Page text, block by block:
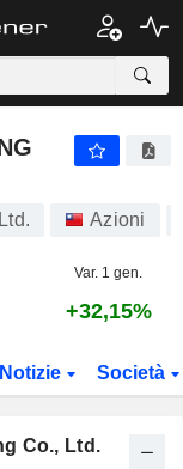
Azioni
Var. 1 gen.
+32,15%
Notizie Società
Co., Ltd.